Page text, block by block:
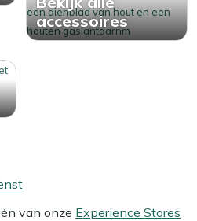
accessoires
van onze Experience Stores